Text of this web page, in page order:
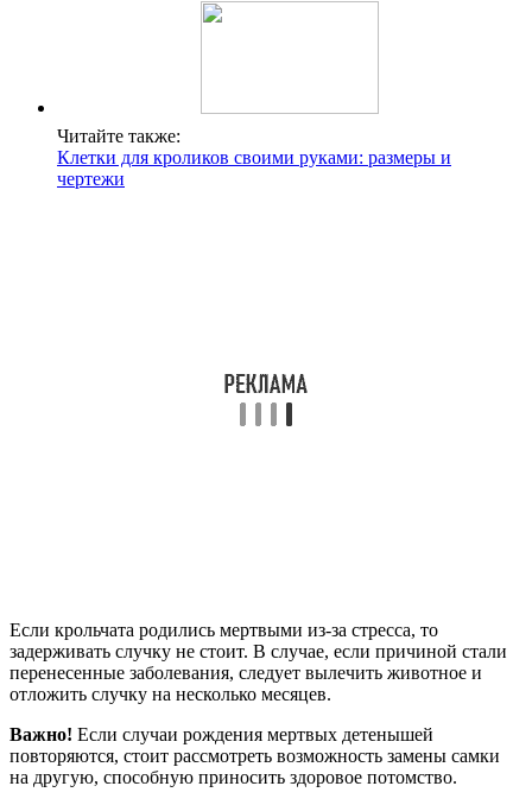
Читайте также:
Клетки для кроликов своими руками: размеры и
чертежи
Если крольчата родились мертвыми из-за стресса, то
задерживать случку не стоит. В случае, если причиной стали
перенесенные заболевания, следует вылечить животное и
отложить случку на несколько месяцев.
Важно! Если случаи рождения мертвых детенышей
повторяются, стоит рассмотреть возможность замены самки
на другую, способную приносить здоровое потомство.